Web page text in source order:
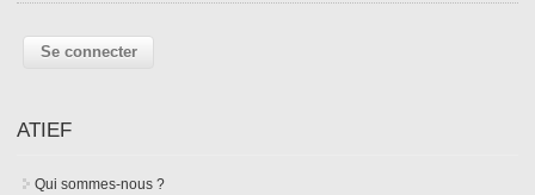
ATIEF
Qui sommes-nous ?